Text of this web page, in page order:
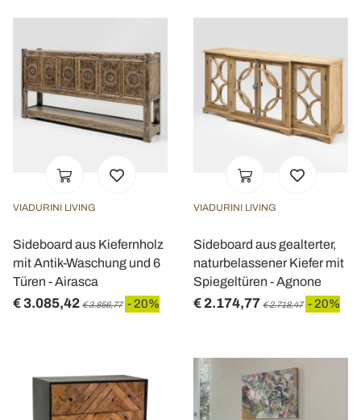
VIADURINI LIVING
Sideboard aus Kiefernholz
mit Antik-Waschung und 6
Türen - Airasca
€ 3.085,42 € 3.856,77 - 20%
VIADURINI LIVING
Sideboard aus gealterter,
naturbelassener Kiefer mit
Spiegeltüren - Agnone
€ 2.174,77 € 2.718,47 - 20%